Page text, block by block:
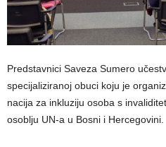
Predstavnici Saveza Sumero
specijaliziranoj obuci koju je
nacija za inkluziju osoba s
osoblju UN-a u Bosni i Hercegovini.